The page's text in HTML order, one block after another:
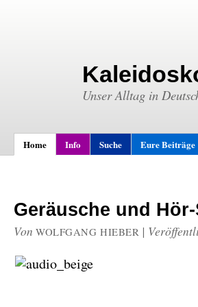
Unser Alltag in
Home Info Suche Eure Beiträge
Geräusche und Hör-
Von WOLFGANG HIEBER |